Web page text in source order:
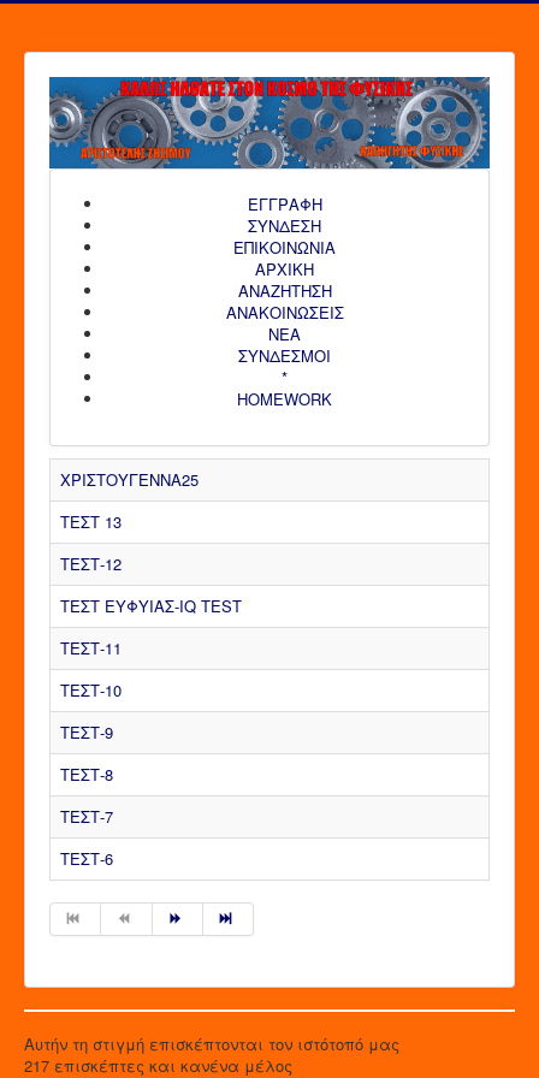
ΕΓΓΡΑΦΗ
ΣΥΝΔΕΣΗ
ΕΠΙΚΟΙΝΩΝΙΑ
ΑΡΧΙΚΗ
AΝΑΖΗΤΗΣΗ
ΑΝΑΚΟΙΝΩΣΕΙΣ
ΝΕΑ
ΣΥΝΔΕΣΜΟΙ
*
HOMEWORK
ΧΡΙΣΤΟΥΓΕΝΝΑ25
ΤΕΣΤ 13
ΤΕΣΤ-12
ΤΕΣΤ ΕΥΦΥΙΑΣ-IQ TEST
ΤΕΣΤ-11
ΤΕΣΤ-10
ΤΕΣΤ-9
ΤΕΣΤ-8
ΤΕΣΤ-7
ΤΕΣΤ-6
Αυτήν τη στιγμή επισκέπτονται τον ιστότοπό μας
217 επισκέπτες και κανένα μέλος